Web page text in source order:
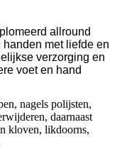
allround
met liefde en
verzorging en
voet en hand
nagels polijsten,
daarnaast
kloven, likdoorns,